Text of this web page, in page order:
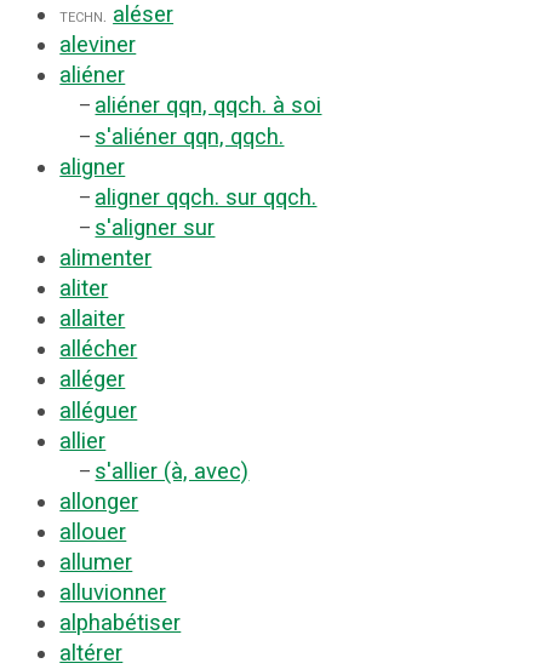
techn. aléser
aleviner
aliéner
– aliéner qqn, qqch. à soi
– s'aliéner qqn, qqch.
aligner
– aligner qqch. sur qqch.
– s'aligner sur
alimenter
aliter
allaiter
allécher
alléger
alléguer
allier
– s'allier (à, avec)
allonger
allouer
allumer
alluvionner
alphabétiser
altérer